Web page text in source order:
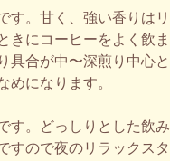
す。甘く、強い香りはリ
きにコーヒーをよく飲ま
具合が中〜深煎り中心と
めになります。
す。どっしりとした飲み
すので夜のリラックスタ